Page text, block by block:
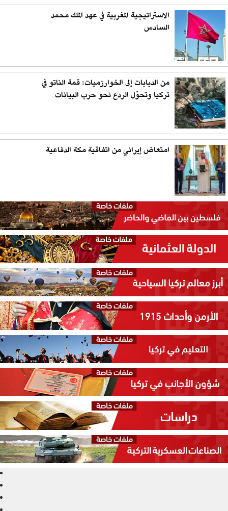
الاستراتيجية المغربية في عهد الملك محمد
السادس
من الدبابات إلى الخوارزميات: قمة الناتو في
تركيا وتحوّل الردع نحو حرب البيانات
امتعاض إيراني من اتفاقية مكة الدفاعية